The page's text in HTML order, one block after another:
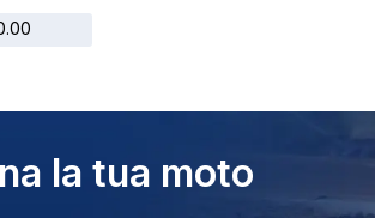
la tua moto